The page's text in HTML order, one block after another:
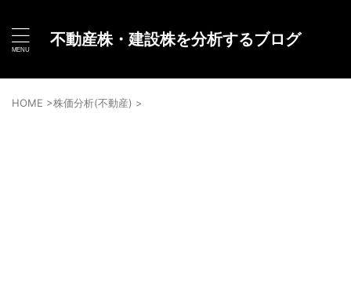
不動産株・建設株を分析するブログ
HOME >株価分析(不動産) >